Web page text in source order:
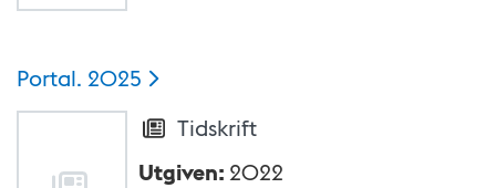
Portal. 2025
Tidskrift
Utgiven: 2022